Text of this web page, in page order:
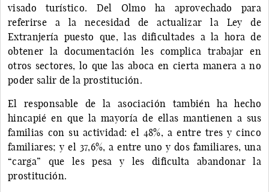
visado turístico. Del Olmo ha aprovechado para
referirse a la necesidad de actualizar la Ley de
Extranjería puesto que, las dificultades a la hora de
obtener la documentación les complica trabajar en
otros sectores, lo que las aboca en cierta manera a no
poder salir de la prostitución.
El responsable de la asociación también ha hecho
hincapié en que la mayoría de ellas mantienen a sus
familias con su actividad: el 48%, a entre tres y cinco
familiares; y el 37,6%, a entre uno y dos familiares, una
“carga” que les pesa y les dificulta abandonar la
prostitución.